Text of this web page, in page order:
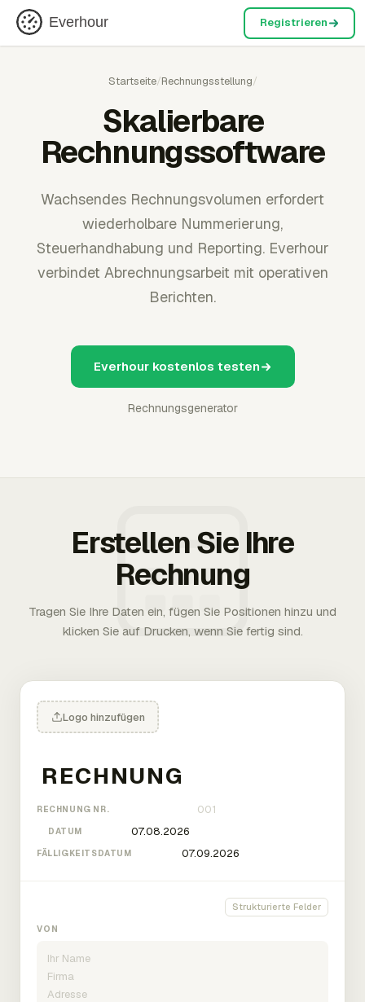
Everhour Registrieren
Startseite/Rechnungsstellung/
Skalierbare
Rechnungssoftware
Wachsendes Rechnungsvolumen erfordert
wiederholbare Nummerierung,
Steuerhandhabung und Reporting. Everhour
verbindet Abrechnungsarbeit mit operativen
Berichten.
Everhour kostenlos testen
Rechnungsgenerator
Erstellen Sie Ihre
Rechnung
Tragen Sie Ihre Daten ein, fügen Sie Positionen hinzu und
klicken Sie auf Drucken, wenn Sie fertig sind.
Logo hinzufügen
RECHNUNG NR.
DATUM
FÄLLIGKEITSDATUM
Strukturierte Felder
VON